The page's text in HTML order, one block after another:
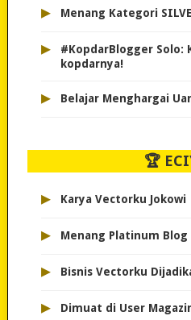
▸ Menang Kategori
▸
#KopdarBlogger Solo:
kopdarnya!
▸ Belajar Menghargai
🏆
▸ Karya Vectorku Jokowi
▸ Menang Platinum
▸ Bisnis Vectorku
▸ Dimuat di User